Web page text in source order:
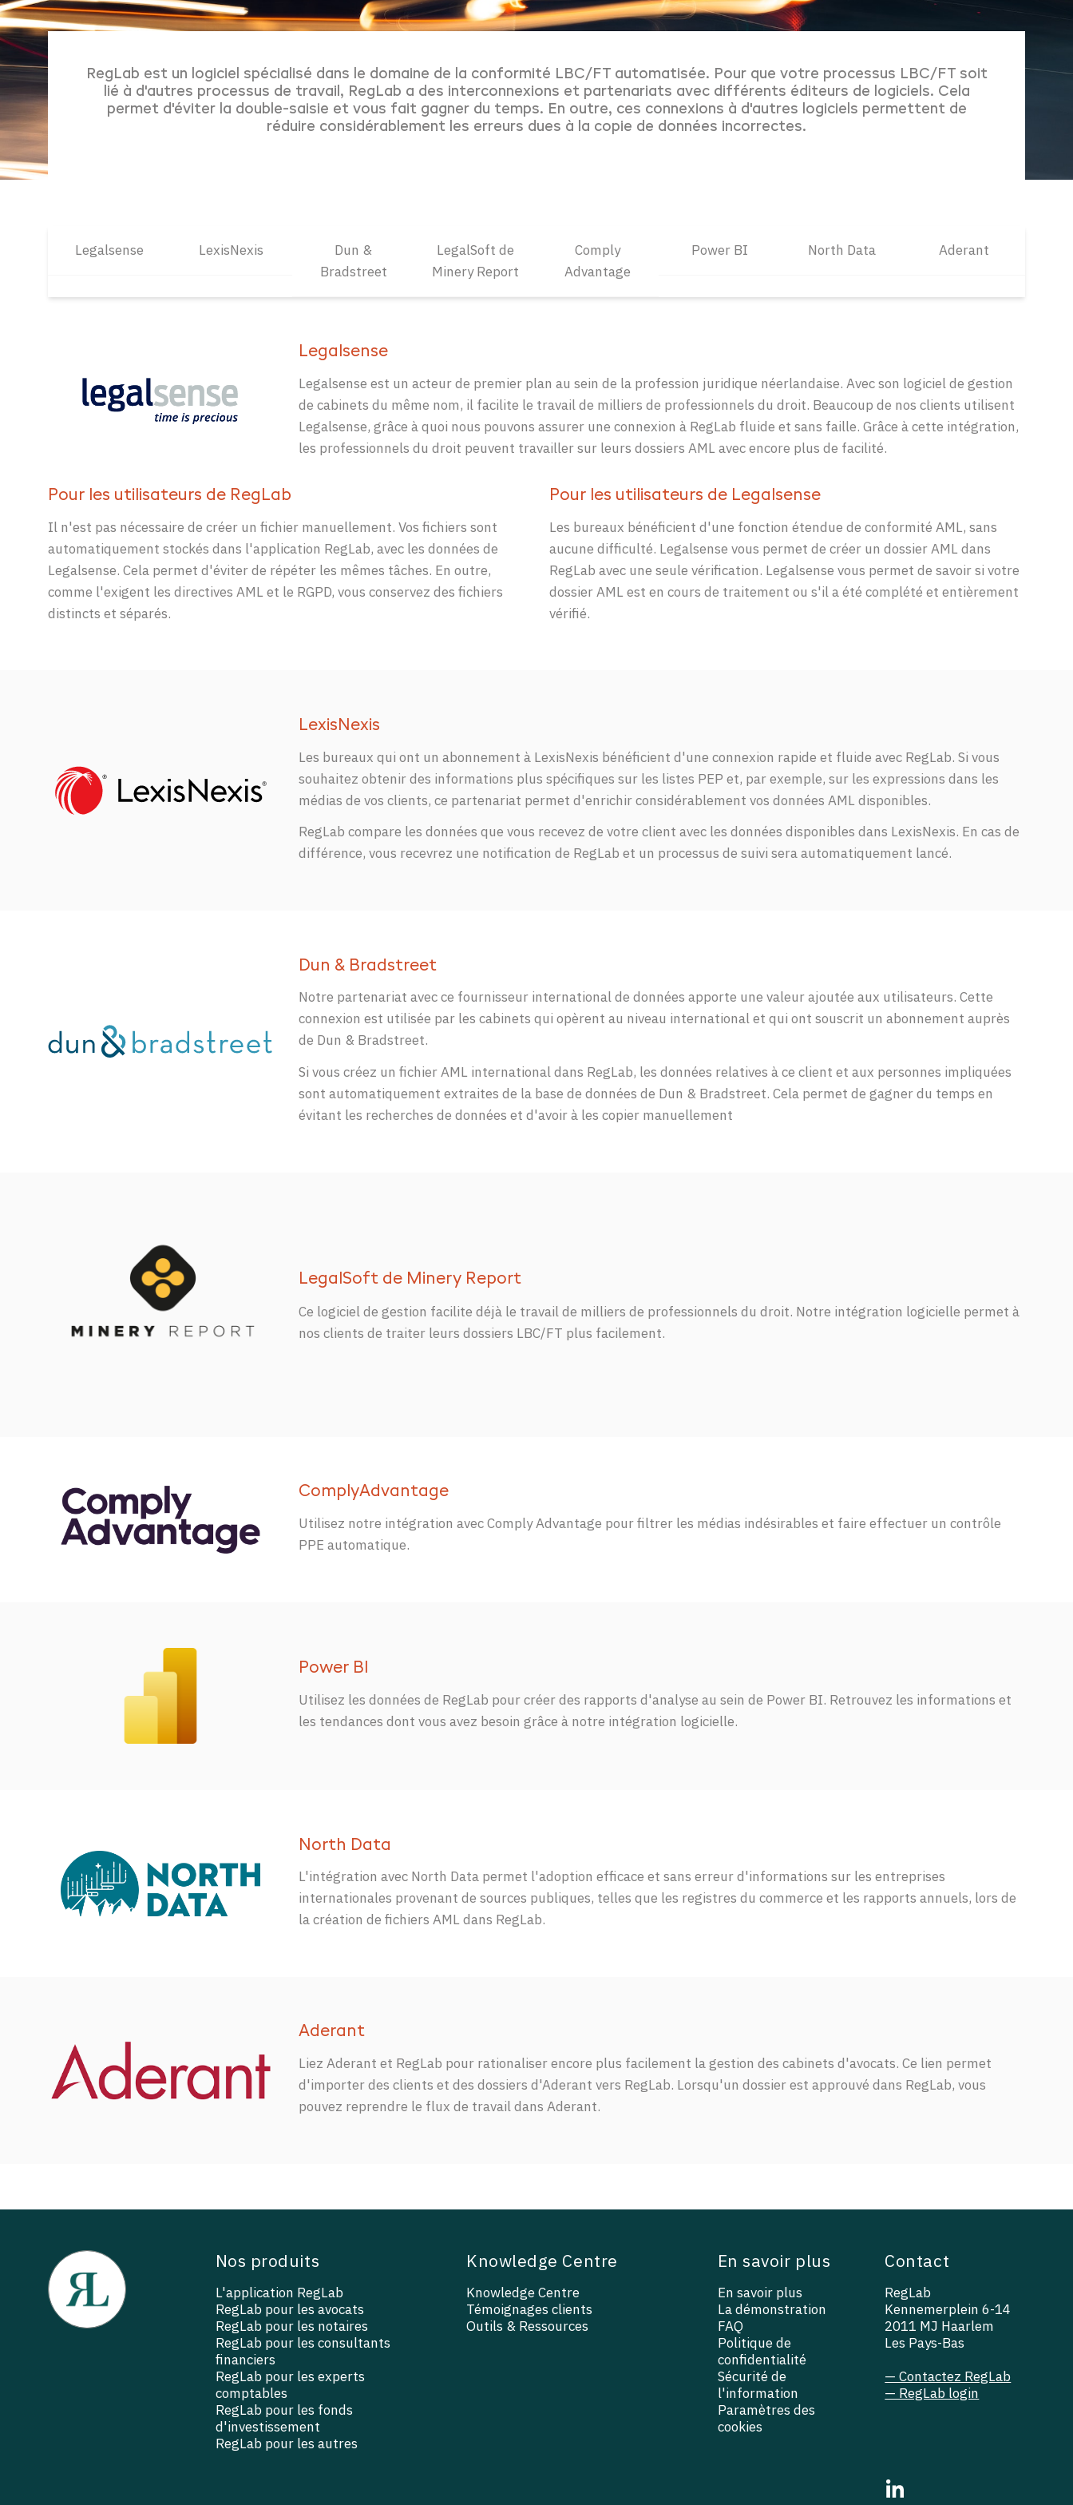
RegLab est un logiciel spécialisé dans le domaine de la conformité LBC/FT automatisée. Pour que votre processus LBC/FT soit
lié à d'autres processus de travail, RegLab a des interconnexions et partenariats avec différents éditeurs de logiciels. Cela
permet d'éviter la double-saisie et vous fait gagner du temps. En outre, ces connexions à d'autres logiciels permettent de
réduire considérablement les erreurs dues à la copie de données incorrectes.
Legalsense LexisNexis
Dun &
Bradstreet
LegalSoft de
Minery Report
Comply
Advantage
Power BI North Data Aderant
Legalsense
Legalsense est un acteur de premier plan au sein de la profession juridique néerlandaise. Avec son logicielde gestion
de cabinets du même nom, il facilite le travail de milliers de professionnels du droit. Beaucoup de nos clients utilisent
Legalsense, grâce à quoi nous pouvons assurerune connexion à RegLab fluide et sans faille. Grâce à cette intégration,
les professionnels du droit peuvent travailler sur leurs dossiers AMLavec encore plus de facilité.
Pour les utilisateurs de RegLab
Il n'est pas nécessaire de créer un fichier manuellement. Vos fichiers sont
automatiquement stockés dans l'application RegLab, avec les données de
Legalsense. Cela permet d'éviterde répéter les mêmes tâches. En outre,
comme l'exigent les directives AML et le RGPD, vous conservez des fichiers
distincts et séparés.
Pour les utilisateurs de Legalsense
Les bureaux bénéficient d'une fonction étendue de conformité AML, sans
aucune difficulté. Legalsense vous permet de créerun dossier AML dans
RegLab avec une seule vérification. Legalsense vous permet de savoirsi votre
dossier AMLest en cours de traitement ou s'ilaété complété et entièrement
vérifié.
LexisNexis
Les bureaux qui ont un abonnement à LexisNexis bénéficient d'une connexion rapide et fluide avec RegLab. Si vous
souhaitez obtenir des informations plus spécifiques sur les listes PEP et, par exemple, sur les expressions dans les
médias de vos clients, ce partenariat permet d'enrichir considérablement vos données AML disponibles.
RegLab compare les données que vous recevez de votre client avec les données disponibles dans LexisNexis. En cas de
différence, vous recevrez une notification de RegLab et un processus de suivi sera automatiquement lancé.
Dun & Bradstreet
Notre partenariat avec ce fournisseur international de données apporte une valeur ajoutée aux utilisateurs. Cette
connexion est utilisée par les cabinets qui opèrent au niveau international et qui ont souscrit un abonnement auprès
de Dun & Bradstreet.
Si vous créez un fichier AML international dans RegLab, les données relatives à ce client et aux personnes impliquées
sont automatiquement extraites de la base de données de Dun & Bradstreet. Cela permet de gagner du temps en
évitant les recherches de données et d'avoir à les copier manuellement
LegalSoft de MineryReport
Ce logiciel de gestion facilite déjà le travailde milliers de professionnels du droit. Notre intégration logicielle permet à
nos clients de traiter leurs dossiers LBC/FT plus facilement.
ComplyAdvantage
Utilisez notre intégration avec Comply Advantage pour filtrer les médias indésirables et faire effectuer un contrôle
PPE automatique.
Power BI
Utilisez les données de RegLab pourcréerdes rapports d'analyse au sein de Power BI. Retrouvez les informations et
les tendances dont vous avez besoin grâce à notre intégration logicielle.
North Data
L'intégration avec North Data permet l'adoption efficace et sans erreur d'informations sur les entreprises
internationales provenant de sources publiques, telles que les registres du commerce et les rapports annuels, lors de
la création de fichiers AML dans RegLab.
Aderant
Liez Aderant et RegLab pour rationaliser encore plus facilement la gestion des cabinets d'avocats. Ce lien permet
d'importer des clients et des dossiers d'Aderant vers RegLab. Lorsqu'un dossier est approuvé dans RegLab, vous
pouvez reprendre le flux de travail dans Aderant.
Nos produits
L'application RegLab
RegLab pour les avocats
RegLab pour les notaires
RegLab pour les consultants
financiers
RegLab pour les experts
comptables
RegLab pour les fonds
d'investissement
RegLab pour les autres
Knowledge Centre
Knowledge Centre
Témoignages clients
Outils & Ressources
En savoir plus
En savoir plus
La démonstration
FAQ
Politique de
confidentialité
Sécurité de
l'information
Paramètres des
cookies
Contact
RegLab
Kennemerplein 6-14
2011 MJ Haarlem
Les Pays-Bas
— Contactez RegLab
— RegLab login